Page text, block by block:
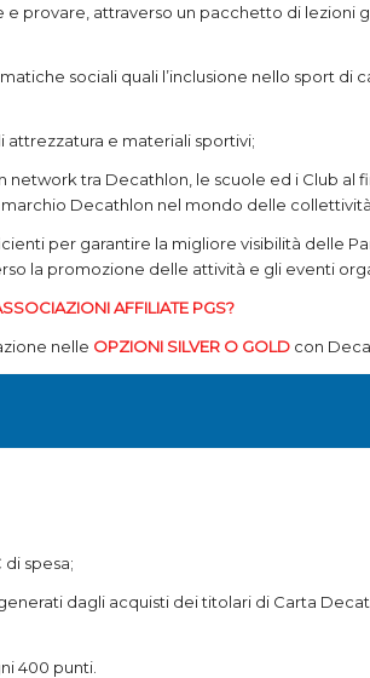
provare, attraverso un pacchetto di lezioni
sociali quali l’inclusione nello sport di
attrezzatura e materiali sportivi;
network tra Decathlon, le scuole ed i Club al
Decathlon nel mondo delle
per garantire la migliore visibilità delle
la promozione delle attività e gli eventi
AFFILIATE PGS?
nelle OPZIONI SILVER O GOLD con
spesa;
dagli acquisti dei titolari di Carta
400 punti.